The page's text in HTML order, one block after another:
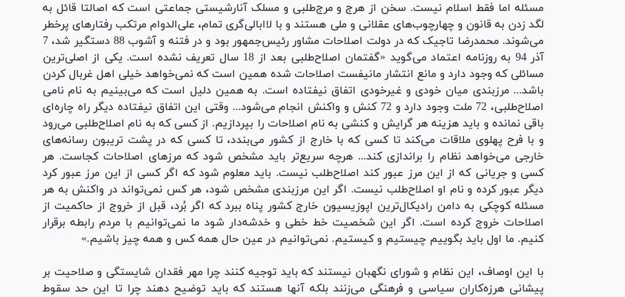
مسئله اما فقط اسلام نیست. سخن از هرج و مرج‌طلبی و مسلک آنارشیستی جماعتی است که اصالتا قائل به
لگد زدن به قانون و چهارچوب‌های عقلانی و ملی هستند و با لاابالی‌گری تمام، علی‌الدوام مرتکب رفتارهای پرخطر
می‌شوند. محمدرضا تاجیک که در دولت اصلاحات مشاور رئیس‌جمهور بود و در فتنه و آشوب 88 دستگیر شد، 7
آذر 94 به روزنامه اعتماد می‌گوید «گفتمان اصلاح‌طلبی بعد از 18 سال تعریف نشده است. یکی از اصلی‌ترین
مسائلی که وجود دارد و مانع انتشار مانیفست اصلاحات شده همین است که نمی‌خواهد خیلی اهل غربال کردن
باشد... مرزبندی میان خودی و غیرخودی اتفاق نیفتاده است. به همین دلیل است که می‌بینیم به نام نامی
اصلاح‌طلبی، 72 ملت وجود دارد و 72 کنش و واکنش انجام می‌شود... وقتی این اتفاق نیفتاده دیگر راه چاره‌ای
باقی نمانده و باید هزینه هر گرایش و کنشی به نام اصلاحات را بپردازیم. از کسی که به نام اصلاح‌طلبی می‌رود
و با فرح پهلوی ملاقات می‌کند تا کسی که با خارج از کشور می‌بندد، تا کسی که در پشت تریبون رسانه‌های
خارجی می‌خواهد نظام را براندازی کند... هرچه سریع‌تر باید مشخص شود که مرزهای اصلاحات کجاست. هر
کسی و جریانی که از این مرز عبور کند اصلاح‌طلب نیست. باید معلوم شود که اگر کسی از این مرز عبور کرد
دیگر عبور کرده و نام او اصلاح‌طلب نیست. اگر این مرزبندی مشخص شود، هر کس نمی‌تواند در واکنش به هر
مسئله کوچکی به دامن رادیکال‌ترین اپوزیسیون خارج کشور پناه ببرد که اگر بُرد، قبل از خروج از حاکمیت از
اصلاحات خروج کرده است. اگر این شخصیت خط خطی و خدشه‌دار شود ما نمی‌توانیم با مردم رابطه برقرار
کنیم. ما اول باید بگوییم چیستیم و کیستیم. نمی‌توانیم در عین حال همه کس و همه چیز باشیم.»
با این اوصاف، این نظام و شورای نگهبان نیستند که باید توجیه کنند چرا مهر فقدان شایستگی و صلاحیت بر
پیشانی هرزه‌کاران سیاسی و فرهنگی می‌زنند بلکه آنها هستند که باید توضیح دهند چرا تا این حد سقوط